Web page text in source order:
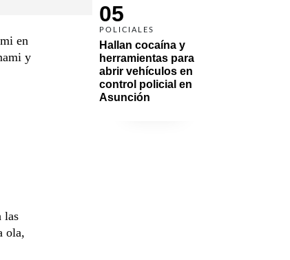
05
POLICIALES
Hallan cocaína y
herramientas para
abrir vehículos en
control policial en
Asunción
en
y
las
ola,